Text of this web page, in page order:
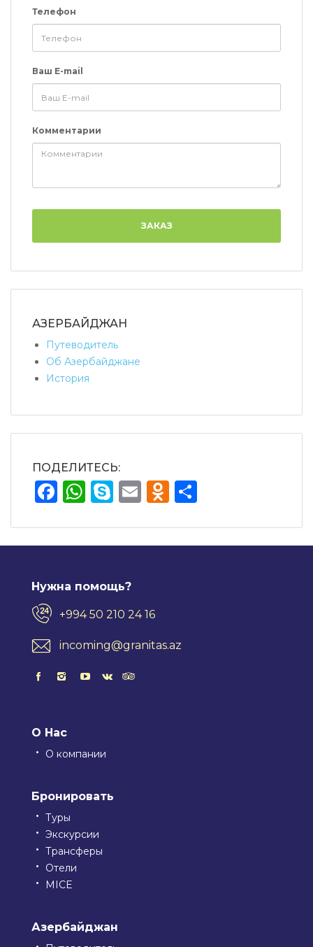
Телефон
Ваш E-mail
Комментарии
ЗАКАЗ
АЗЕРБАЙДЖАН
Путеводитель
Об Азербайджане
История
ПОДЕЛИТЕСЬ:
Facebook
WhatsApp
Skype
Email
Нужна помощь?
+994 50 210 24 16
incoming@granitas.az
О Нас
О компании
Бронировать
Туры
Экскурсии
Трансферы
Отели
MICE
Азербайджан